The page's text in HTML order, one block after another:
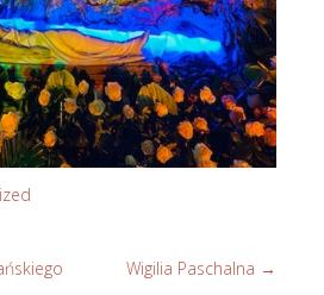
Wigilia Paschalna →